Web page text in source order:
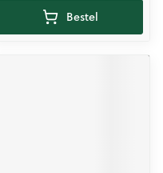
Bestel